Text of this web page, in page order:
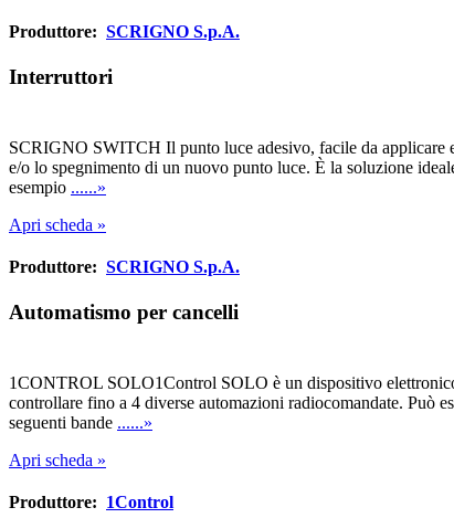
Produttore: SCRIGNO S.p.A.
Interruttori
SCRIGNO SWITCH Il punto luce adesivo, facile da applicare
e/o lo spegnimento di un nuovo punto luce. È la soluzione
esempio ......»
Apri scheda »
Produttore: SCRIGNO S.p.A.
Automatismo per cancelli
1CONTROL SOLO1Control SOLO è un dispositivo
controllare fino a 4 diverse automazioni radiocomandate. Può
seguenti bande ......»
Apri scheda »
Produttore: 1Control